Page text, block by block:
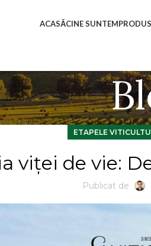
ACASĂCINE SUNTEM
ETAPELE
viței de vie:
Publicat de